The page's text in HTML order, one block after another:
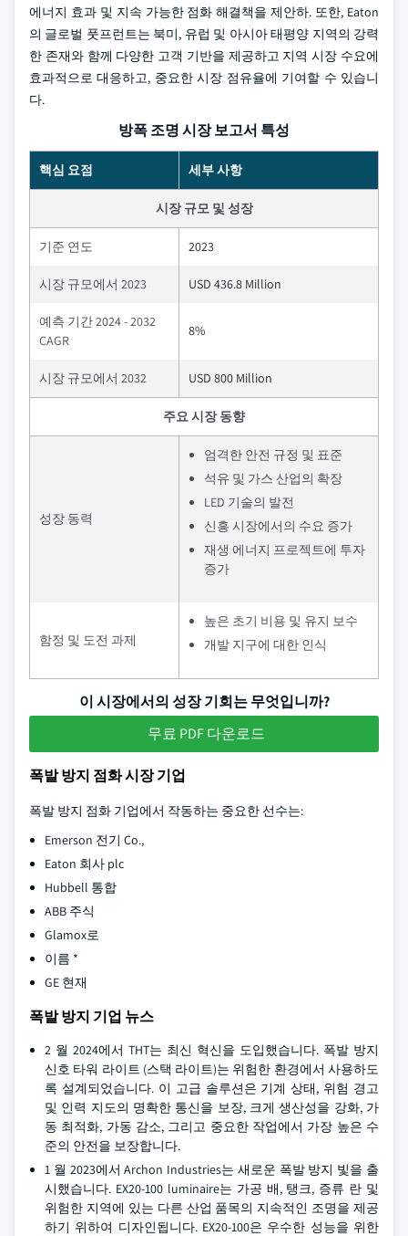
에너지 효과 및 지속 가능한 점화 해결책을 제안하. 또한, Eaton
의 글로벌 풋프런트는 북미, 유럽 및 아시아 태평양 지역의 강력
한 존재와 함께 다양한 고객 기반을 제공하고 지역 시장 수요에
효과적으로 대응하고, 중요한 시장 점유율에 기여할 수 있습니
다.
방폭 조명 시장 보고서 특성
핵심 요점 세부 사항
시장 규모 및 성장
기준 연도 2023
시장 규모에서 2023 USD 436.8 Million
예측 기간 2024 - 2032
CAGR
8%
시장 규모에서 2032 USD 800 Million
주요 시장 동향
성장 동력
엄격한 안전 규정 및 표준
석유 및 가스 산업의 확장
LED 기술의 발전
신흥 시장에서의 수요 증가
재생 에너지 프로젝트에 투자
증가
함정 및 도전 과제
높은 초기 비용 및 유지 보수
개발 지구에 대한 인식
이 시장에서의 성장 기회는 무엇입니까?
무료 PDF 다운로드
폭발 방지 점화 시장 기업
폭발 방지 점화 기업에서 작동하는 중요한 선수는:
Emerson 전기 Co.,
Eaton 회사 plc
Hubbell 통합
ABB 주식
Glamox로
이름 *
GE 현재
폭발 방지 기업 뉴스
2 월 2024에서 THT는 최신 혁신을 도입했습니다. 폭발 방지
신호 타워 라이트 (스택 라이트)는 위험한 환경에서 사용하도
록 설계되었습니다. 이 고급 솔루션은 기계 상태, 위험 경고
및 인력 지도의 명확한 통신을 보장, 크게 생산성을 강화, 가
동 최적화, 가동 감소, 그리고 중요한 작업에서 가장 높은 수
준의 안전을 보장합니다.
1 월 2023에서 Archon Industries는 새로운 폭발 방지 빛을 출
시했습니다. EX20-100 luminaire는 가공 배, 탱크, 증류 란 및
위험한 지역에 있는 다른 산업 품목의 지속적인 조명을 제공
하기 위하여 디자인됩니다. EX20-100은 우수한 성능을 위한